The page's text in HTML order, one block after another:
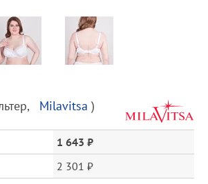
Предпросмотр
фотографий
, Milavitsa )
1 643 ₽
2 301 ₽